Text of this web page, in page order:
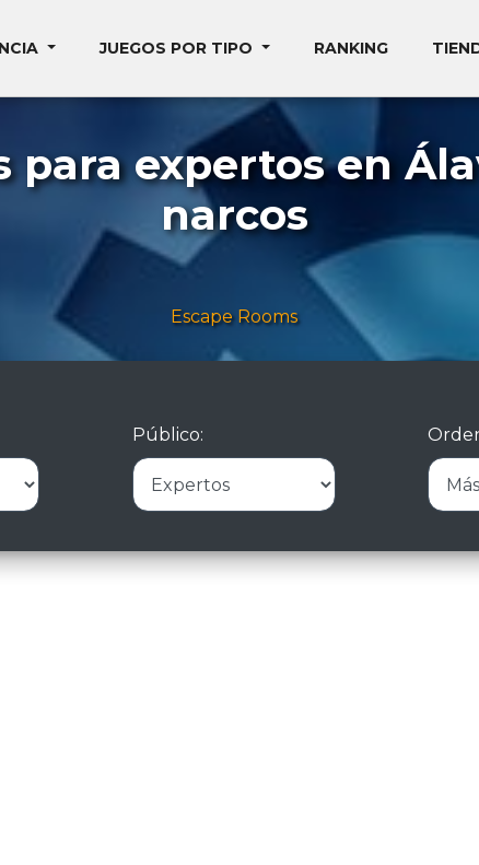
JUEGOS POR TIPO RANKING
para expertos en
narcos
Escape Rooms
Público: